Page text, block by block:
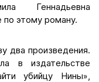
Геннадьевна
по этому роману.
два произведения.
в издательстве
убийцу Нины»,